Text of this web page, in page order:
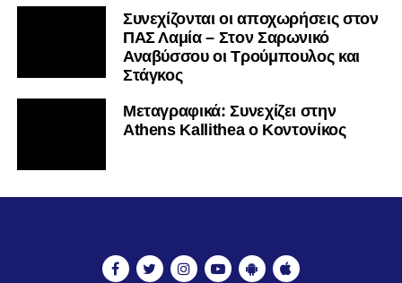
Συνεχίζονται οι αποχωρήσεις στον
ΠΑΣ Λαμία – Στον Σαρωνικό
Αναβύσσου οι Τρούμπουλος και
Στάγκος
Mεταγραφικά: Συνεχίζει στην
Athens Kallithea ο Κοντονίκος